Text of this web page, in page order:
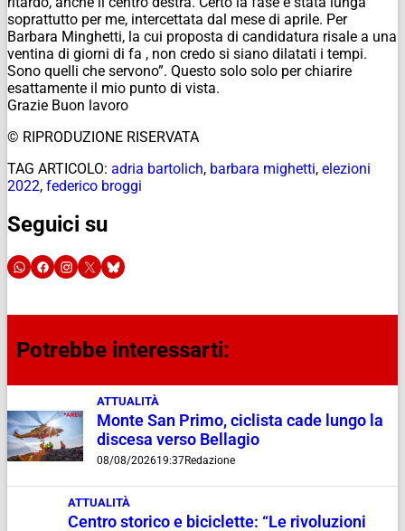
soprattutto per me, intercettata dal mese di aprile. Per
Barbara Minghetti, la cui proposta di candidatura risale a una
ventina di giorni di fa , non credo si siano dilatati i tempi.
Sono quelli che servono”. Questo solo solo per chiarire
esattamente il mio punto di vista.
Grazie Buon lavoro
© RIPRODUZIONE RISERVATA
TAG ARTICOLO: adria bartolich, barbara mighetti, elezioni
2022, federico broggi
Seguici su
Potrebbe interessarti:
ATTUALITÀ
Monte San Primo, ciclista cade lungo la
discesa verso Bellagio
08/08/202619:37Redazione
ATTUALITÀ
Centro storico e biciclette: “Le rivoluzioni